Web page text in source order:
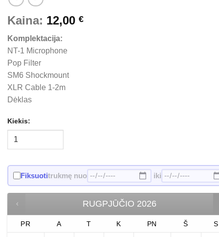
Kaina: 12,00 €
Komplektacija:
NT-1 Microphone
Pop Filter
SM6 Shockmount
XLR Cable 1-2m
Dėklas
Kiekis:
Fiksuotitrukmę nuo iki
RUGPJŪČIO 2026
PR A T K PN Š S